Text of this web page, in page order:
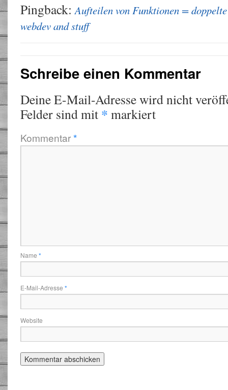
Pingback:Aufteilen von Funktionen =
webdev and stuff
Schreibe einen Kommentar
Deine E-Mail-Adresse wird nicht
Felder sind mit * markiert
Kommentar*
Name *
E-Mail-Adresse *
Website